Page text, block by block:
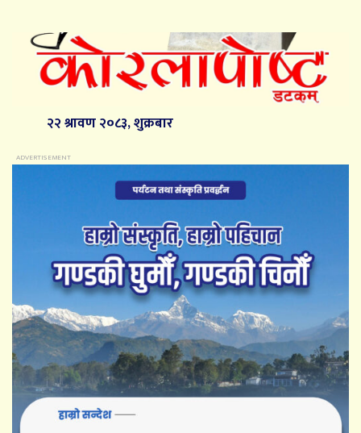
२२ श्रावण २०८३, शुक्रबार